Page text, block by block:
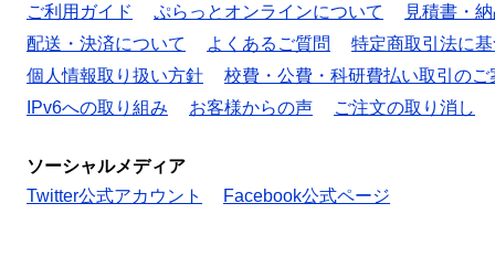
ご利用ガイド
ぷらっとオンラインについて
見積書・
配送・決済について
よくあるご質問
特定商取引法に
個人情報取り扱い方針
校費・公費・科研費払い取引のご
IPv6への取り組み
お客様からの声 ご注文の取り消し
ソーシャルメディア
Twitter公式アカウント
Facebook公式ページ